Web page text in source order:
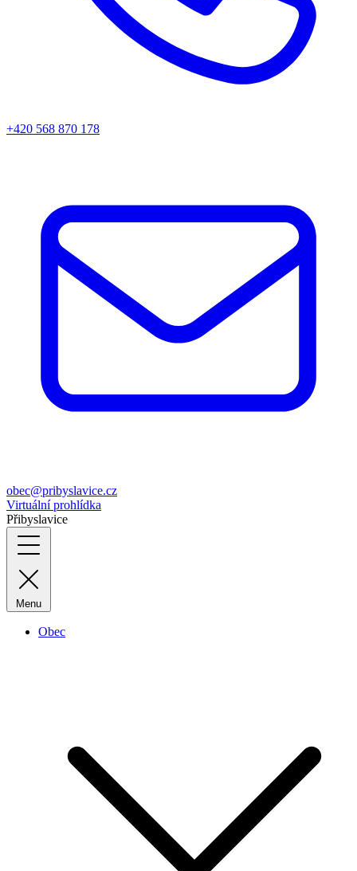
+420 568 870 178
obec@pribyslavice.cz
Virtuální prohlídka
Přibyslavice
Menu
Obec